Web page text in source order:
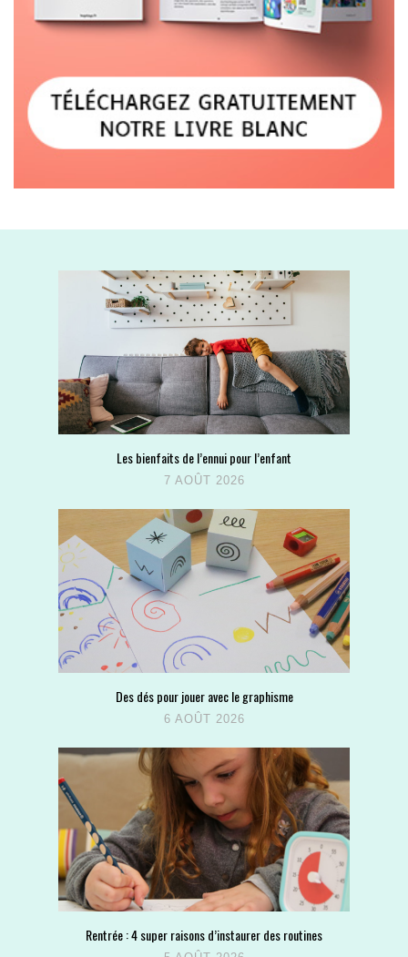
Les bienfaits de l’ennui pour l’enfant
7 AOÛT 2026
Des dés pour jouer avec le graphisme
6 AOÛT 2026
Rentrée : 4 super raisons d’instaurer des routines